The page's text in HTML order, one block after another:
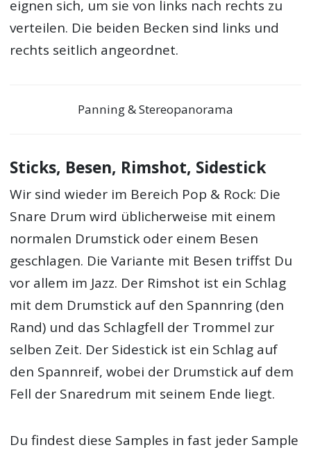
eignen sich, um sie von links nach rechts zu
verteilen. Die beiden Becken sind links und
rechts seitlich angeordnet.
Panning & Stereopanorama
Sticks, Besen, Rimshot, Sidestick
Wir sind wieder im Bereich Pop & Rock: Die
Snare Drum wird üblicherweise mit einem
normalen Drumstick oder einem Besen
geschlagen. Die Variante mit Besen triffst Du
vor allem im Jazz. Der Rimshot ist ein Schlag
mit dem Drumstick auf den Spannring (den
Rand) und das Schlagfell der Trommel zur
selben Zeit. Der Sidestick ist ein Schlag auf
den Spannreif, wobei der Drumstick auf dem
Fell der Snaredrum mit seinem Ende liegt.
Du findest diese Samples in fast jeder Sample